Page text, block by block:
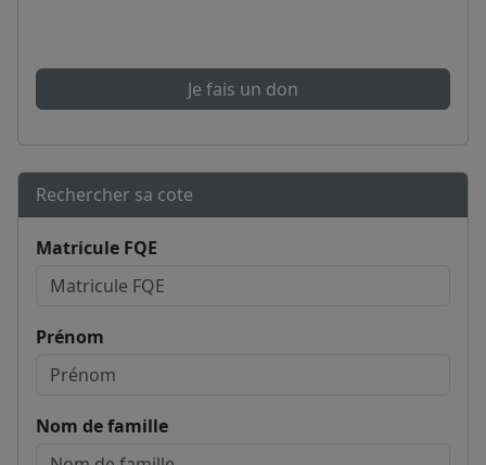
Je fais un don
Rechercher sa cote
Matricule FQE
Prénom
Nom de famille